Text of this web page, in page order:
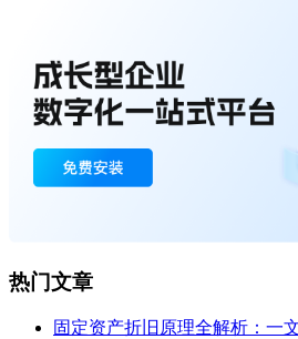
热门文章
固定资产折旧原理全解析：一